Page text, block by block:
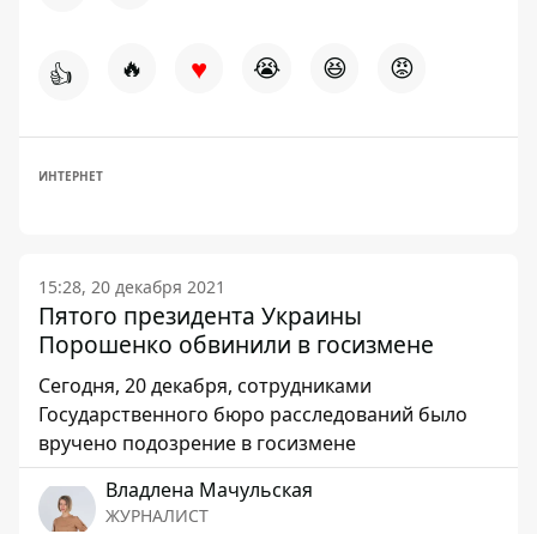
👍 🔥 ♥ 😭 😆 😡
ИНТЕРНЕТ
15:28, 20 декабря 2021
Пятого президента Украины
Порошенко обвинили в госизмене
Сегодня, 20 декабря, сотрудниками
Государственного бюро расследований было
вручено подозрение в госизмене
Владлена Мачульская
ЖУРНАЛИСТ